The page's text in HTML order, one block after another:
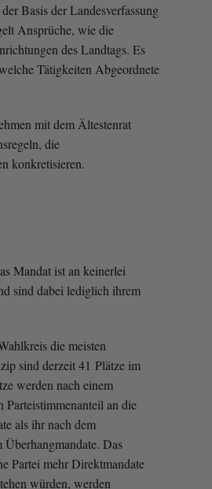
Basis der Landesverfassung
Ansprüche, wie die
des Landtags. Es
Tätigkeiten Abgeordnete
mit dem Ältestenrat
die
konkretisieren.
Mandat ist an keinerlei
sind dabei lediglich ihrem
die meisten
sind derzeit 41 Plätze im
werden nach einem
Parteistimmenanteil an die
als ihr nach dem
Überhangmandate. Das
Partei mehr Direktmandate
würden, werden